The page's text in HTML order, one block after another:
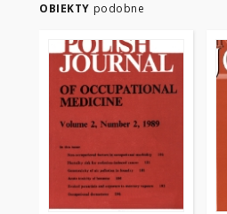
OBIEKTY podobne